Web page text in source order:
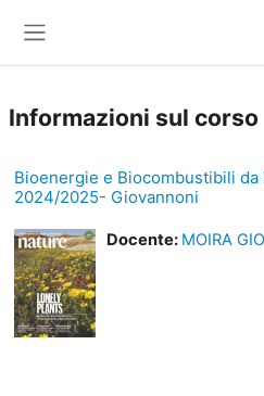
Informazioni sul corso
Bioenergie e Biocombustibili da
2024/2025- Giovannoni
Docente: MOIRA